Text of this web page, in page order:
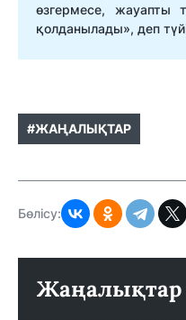
өзгермесе, жауапты
қолданылады», деп
#ЖАҢАЛЫҚТАР
Бөлісу:
Жаңалықтар